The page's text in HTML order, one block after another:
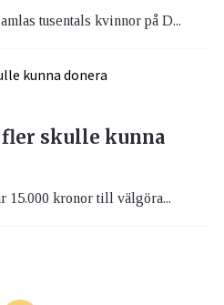
tusentals kvinnor på D...
skulle kunna
15.000 kronor till välgöra...